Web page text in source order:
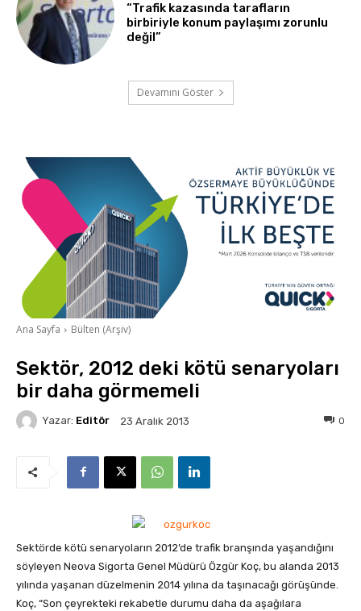
“Trafik kazasında tarafların
birbiriyle konum paylaşımı zorunlu
değil”
Devamını Göster